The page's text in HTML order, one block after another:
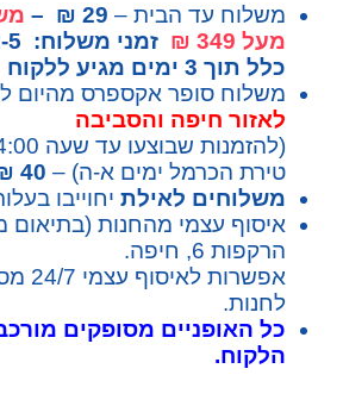
משלוח עד הבית – 29 ₪ –
מעל 349 ₪
כלל תוך 3 ימים מגיע ללקוח
משלוח סופר אקספרס מהיום להיום
לאזור חיפה והסביבה
טירת הכרמל ימים א-ה) – 40 ₪
משלוחים לאילתיחוייבו
איסוף עצמי מהחנות (בתיאום
הרקפות 6, חיפה.
לחנות.
כל האופניים מסופקים
הלקוח.